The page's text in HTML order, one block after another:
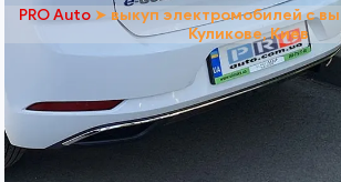
PRO Auto➤ выкуп электромобилей с
Куликове, Киев